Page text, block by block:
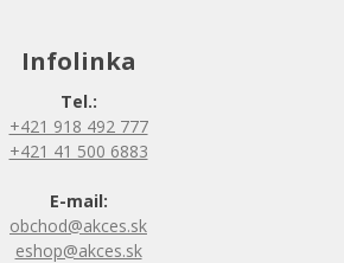
Infolinka
Tel.:
+421 918 492 777
+421 41 500 6883
E-mail:
obchod@akces.sk
eshop@akces.sk